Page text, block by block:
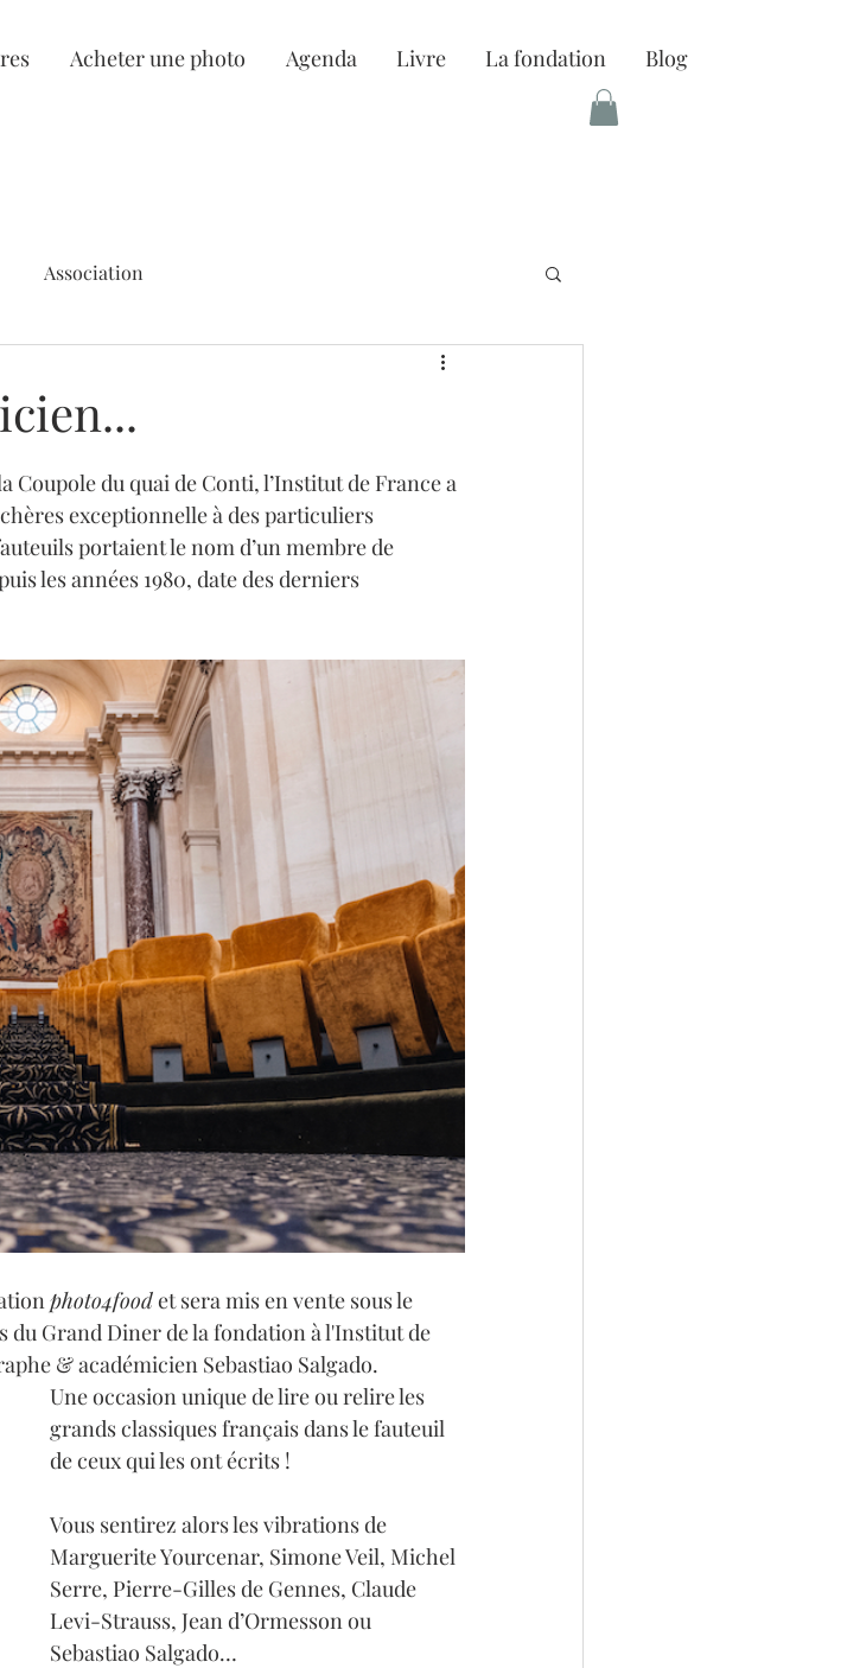
Acheter une photo Agenda Livre La fondation Blog
Association
Coupole du quai de Conti, l’Institut de France a
exceptionnelle à des particuliers
portaient le nom d’un membre de
les années 1980, date des derniers
photo4food et sera mis en vente sous le
du Grand Diner de la fondation à l'Institut de
& académicien Sebastiao Salgado.
Une occasion unique de lire ou relire les
grands classiques français dans le fauteuil
de ceux qui les ont écrits !
Vous sentirez alors les vibrations de
Marguerite Yourcenar, Simone Veil, Michel
Serre, Pierre-Gilles de Gennes, Claude
Levi-Strauss, Jean d’Ormesson ou
Sebastiao Salgado…